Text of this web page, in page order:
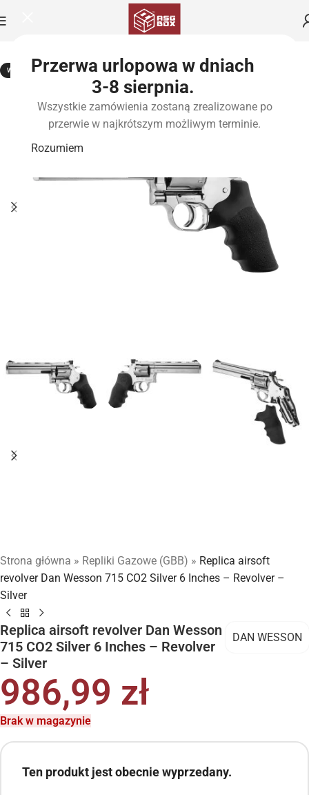
Przerwa urlopowa w dniach
3-8 sierpnia.
Wszystkie zamówienia zostaną zrealizowane po
przerwie w najkrótszym możliwym terminie.
Rozumiem
WYPRZEDANE
Strona główna » Repliki Gazowe (GBB) » Replica airsoft
revolver Dan Wesson 715 CO2 Silver 6 Inches – Revolver –
Silver
Replica airsoft revolver Dan Wesson
715 CO2 Silver 6 Inches – Revolver
– Silver
DAN WESSON
986,99 zł
Brak w magazynie
Ten produkt jest obecnie wyprzedany.